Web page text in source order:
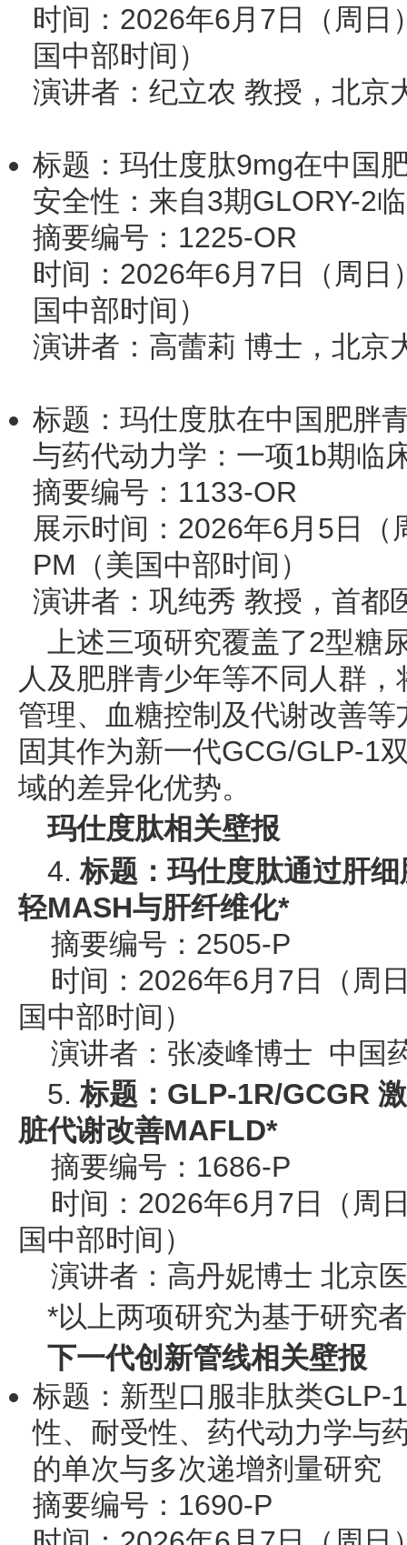
时间：2026年6月7日（周日
国中部时间）
演讲者：纪立农 教授，北京
标题：玛仕度肽9mg在中国
安全性：来自3期GLORY-2
摘要编号：1225-OR
时间：2026年6月7日（周日
国中部时间）
演讲者：高蕾莉 博士，北京
标题：玛仕度肽在中国肥胖
与药代动力学：一项1b期临
摘要编号：1133-OR
展示时间：2026年6月5日
PM（美国中部时间）
演讲者：巩纯秀 教授，首都
上述三项研究覆盖了2型糖
人及肥胖青少年等不同人群
管理、血糖控制及代谢改善
固其作为新一代GCG/GLP‑1
域的差异化优势。
玛仕度肽相关壁报
4.标题：玛仕度肽通过肝
轻MASH与肝纤维化*
摘要编号：2505-P
时间：2026年6月7日（周
国中部时间）
演讲者：张凌峰博士 中国
5.标题：GLP-1R/GCGR
脏代谢改善MAFLD*
摘要编号：1686-P
时间：2026年6月7日（周
国中部时间）
演讲者：高丹妮博士 北京
*以上两项研究为基于研究
下一代创新管线相关壁报
标题：新型口服非肽类GLP-
性、耐受性、药代动力学与
的单次与多次递增剂量研究
摘要编号：1690-P